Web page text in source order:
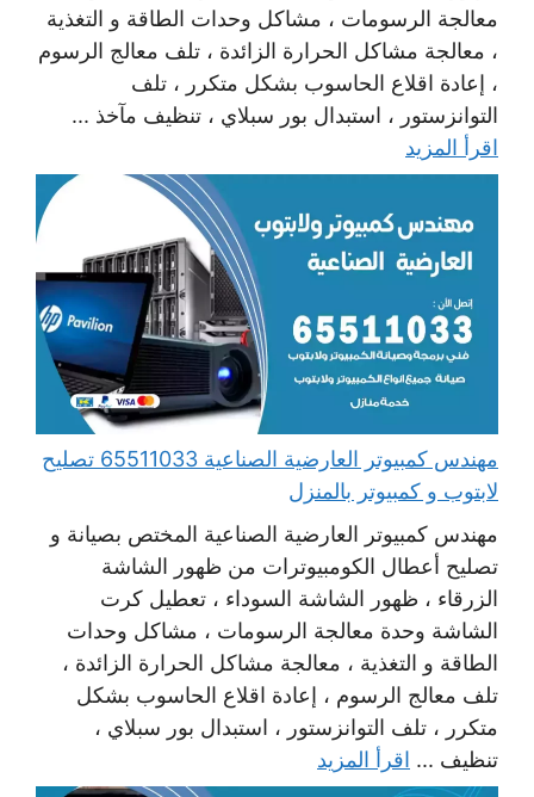
معالجة الرسومات ، مشاكل وحدات الطاقة و التغذية
، معالجة مشاكل الحرارة الزائدة ، تلف معالج الرسوم
، إعادة اقلاع الحاسوب بشكل متكرر ، تلف
التوانزستور ، استبدال بور سبلاي ، تنظيف مآخذ ...
اقرأ المزيد
مهندس كمبيوتر العارضية الصناعية 65511033 تصليح
لابتوب و كمبيوتر بالمنزل
مهندس كمبيوتر العارضية الصناعية المختص بصيانة و
تصليح أعطال الكومبيوترات من ظهور الشاشة
الزرقاء ، ظهور الشاشة السوداء ، تعطيل كرت
الشاشة وحدة معالجة الرسومات ، مشاكل وحدات
الطاقة و التغذية ، معالجة مشاكل الحرارة الزائدة ،
تلف معالج الرسوم ، إعادة اقلاع الحاسوب بشكل
متكرر ، تلف التوانزستور ، استبدال بور سبلاي ،
تنظيف ... اقرأ المزيد